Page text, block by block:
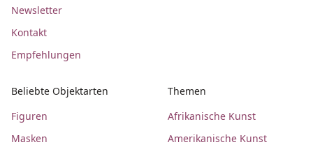
Newsletter
Kontakt
Empfehlungen
Beliebte Objektarten
Figuren
Masken
Themen
Afrikanische Kunst
Amerikanische Kunst